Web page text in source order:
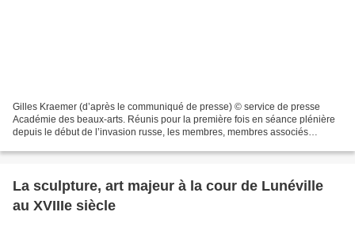
Gilles Kraemer (d’après le communiqué de presse) © service de presse
Académie des beaux-arts. Réunis pour la première fois en séance plénière
depuis le début de l’invasion russe, les membres, membres associés
La sculpture, art majeur à la cour de Lunéville
au XVIIIe siècle